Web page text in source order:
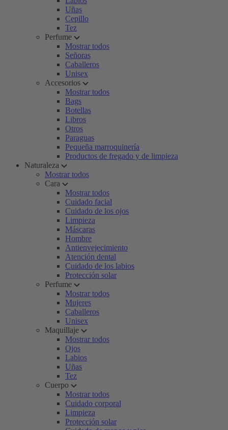
Uñas
Cepillo
Tez
Perfume
Mostrar todos
Señoras
Caballeros
Unisex
Accesorios
Mostrar todos
Bags
Botellas
Libros
Otros
Paraguas
Pequeña marroquinería
Productos de fregado y de limpieza
Naturaleza
Mostrar todos
Cara
Mostrar todos
Cuidado facial
Cuidado de los ojos
Limpieza
Máscaras
Hombre
Antienvejecimiento
Atención dental
Cuidado de los labios
Protección solar
Perfume
Mostrar todos
Mujeres
Caballeros
Unisex
Maquillaje
Mostrar todos
Ojos
Labios
Uñas
Tez
Cuerpo
Mostrar todos
Cuidado corporal
Limpieza
Protección solar